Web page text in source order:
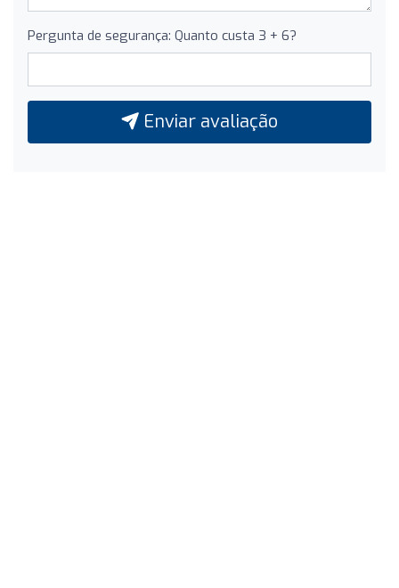
Pergunta de segurança: Quanto custa 3 + 6?
Enviar avaliação